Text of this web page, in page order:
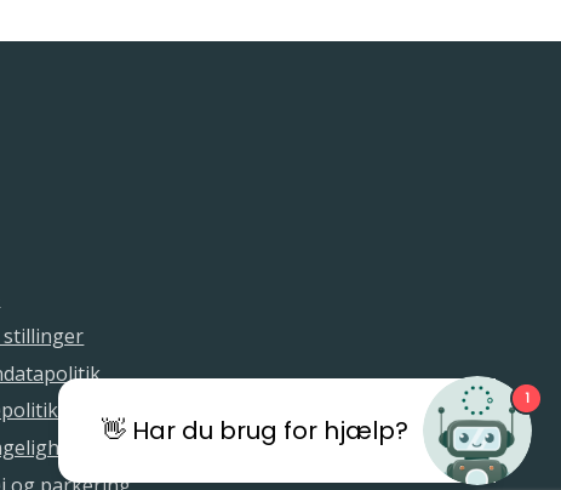
stillinger
👋 Har du brug for hjælp?
1